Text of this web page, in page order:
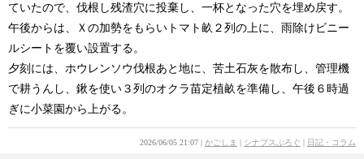
ていたので、伐根し残渣穴に投棄し、一杯となった穴を埋め戻す。
午後からは、Ｘの加勢をもらいトマト畝２列の上に、雨除けビニー
ルシートを覆い設置する。
夕刻には、ホウレンソウ伐根あと地に、苦土石灰を散布し、管理機
で耕うんし、鍬を使い３列のオクラ苗定植畝を準備し、午後６時過
ぎに小菜園から上がる。
2026/06/05 21:07 かごしま シナプスぶろぐ 日記・コラム